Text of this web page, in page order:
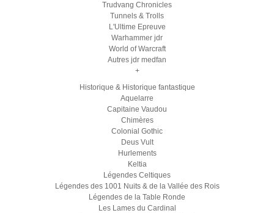
Trudvang Chronicles
Tunnels & Trolls
L'Ultime Epreuve
Warhammer jdr
World of Warcraft
Autres jdr medfan
+
Historique & Historique fantastique
Aquelarre
Capitaine Vaudou
Chimères
Colonial Gothic
Deus Vult
Hurlements
Keltia
Légendes Celtiques
Légendes des 1001 Nuits & de la Vallée des Rois
Légendes de la Table Ronde
Les Lames du Cardinal